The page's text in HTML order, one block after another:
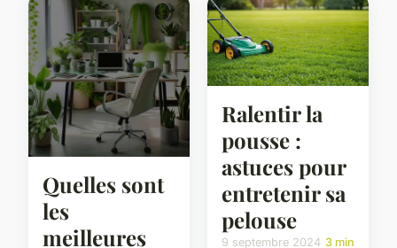
Quelles sont
les
meilleures
Ralentir la
pousse :
astuces pour
entretenir sa
pelouse
9 septembre 2024 3 min